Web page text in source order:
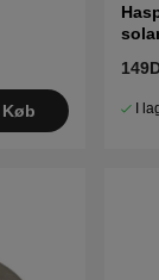
Køb I